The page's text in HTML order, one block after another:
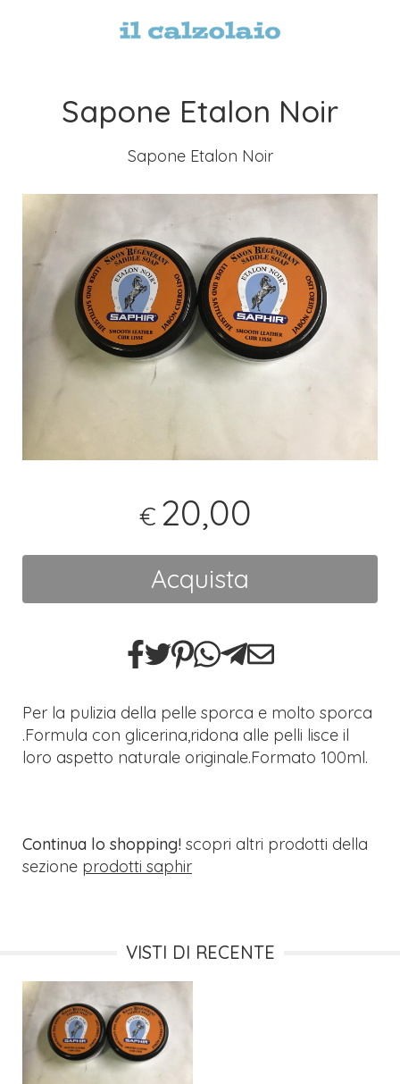
Sapone Etalon Noir
Sapone Etalon Noir
€ 20,00
Acquista
Per la pulizia della pelle sporca e molto sporca
.Formula con glicerina,ridona alle pelli lisce il
loro aspetto naturale originale.Formato 100ml.
Continua lo shopping! scopri altri prodotti della
sezione prodotti saphir
VISTI DI RECENTE